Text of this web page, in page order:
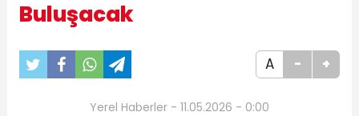
Buluşacak
A - +
Yerel Haberler - 11.05.2026 - 0:00